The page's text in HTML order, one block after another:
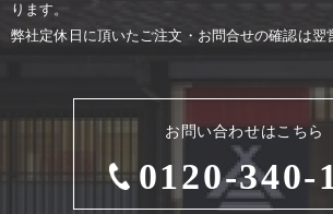
お問い合わせはこちら
0120-340-
ります。
弊社定休⽇に頂いたご注⽂・お問合せの確認は翌